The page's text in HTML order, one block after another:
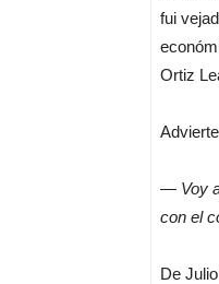
fui
Ortiz
— Voy
con el
De